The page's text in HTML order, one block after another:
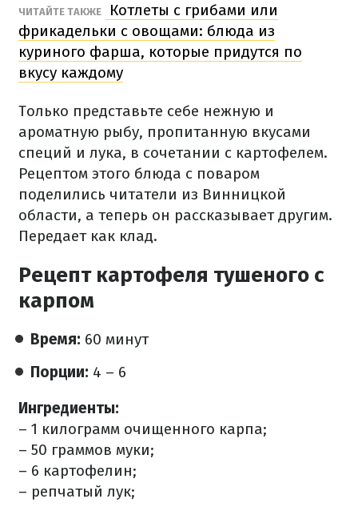
ЧИТАЙТЕ ТАКЖЕ
Котлеты с грибами или
фрикадельки с овощами: блюда из
куриного фарша, которые придутся по
вкусу каждому
Только представьте себе нежную и
ароматную рыбу, пропитанную вкусами
специй и лука, в сочетании с картофелем.
Рецептом этого блюда с поваром
поделились читатели из Винницкой
области, а теперь он рассказывает другим.
Передает как клад.
Рецепт картофеля тушеного с
карпом
Время: 60 минут
Порции: 4 – 6
Ингредиенты:
– 1 килограмм очищенного карпа;
– 50 граммов муки;
– 6 картофелин;
– репчатый лук;